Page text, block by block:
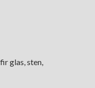
glas, sten,